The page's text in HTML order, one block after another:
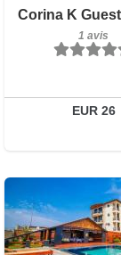
Corina K
1 avis
EUR 26
Détails